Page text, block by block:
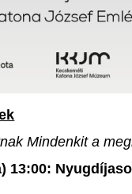
Mindenkit a
13:00: